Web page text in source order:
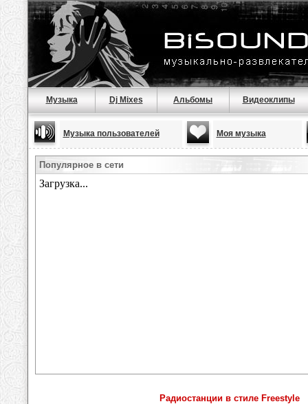
Музыка Dj Mixes Альбомы Видеоклипы
Музыка пользователей Моя музыка
Популярное в сети
Радиостанции в стиле Freestyle